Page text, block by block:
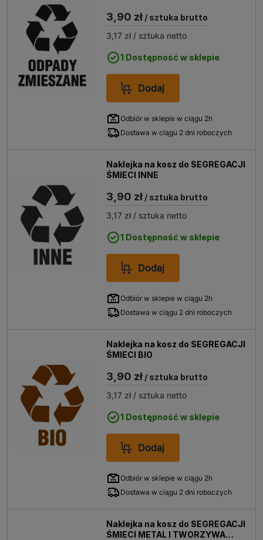
3,90 zł / sztuka brutto
3,17 zł / sztuka netto
1 Dostępność w sklepie
Dodaj
Odbiór w sklepie w ciągu 2h
Dostawa w ciągu 2 dni roboczych
Naklejka na kosz do SEGREGACJI
ŚMIECI INNE
3,90 zł / sztuka brutto
3,17 zł / sztuka netto
1 Dostępność w sklepie
Dodaj
Odbiór w sklepie w ciągu 2h
Dostawa w ciągu 2 dni roboczych
Naklejka na kosz do SEGREGACJI
ŚMIECI BIO
3,90 zł / sztuka brutto
3,17 zł / sztuka netto
1 Dostępność w sklepie
Dodaj
Odbiór w sklepie w ciągu 2h
Dostawa w ciągu 2 dni roboczych
Naklejka na kosz do SEGREGACJI
ŚMIECI METAL I TWORZYWA